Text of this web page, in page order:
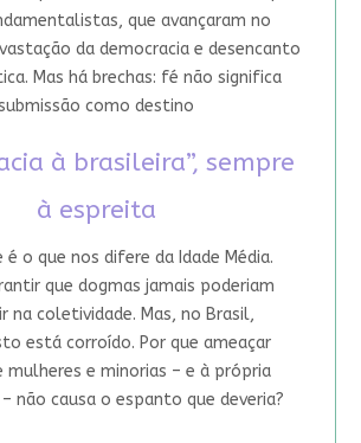
que avançaram no
da democracia e desencanto
Mas há brechas: fé não significa
como destino
à brasileira”, sempre
à espreita
é o que nos difere da Idade Média.
que dogmas jamais poderiam
na coletividade. Mas, no Brasil,
está corroído. Por que ameaçar
mulheres e minorias – e à própria
não causa o espanto que deveria?